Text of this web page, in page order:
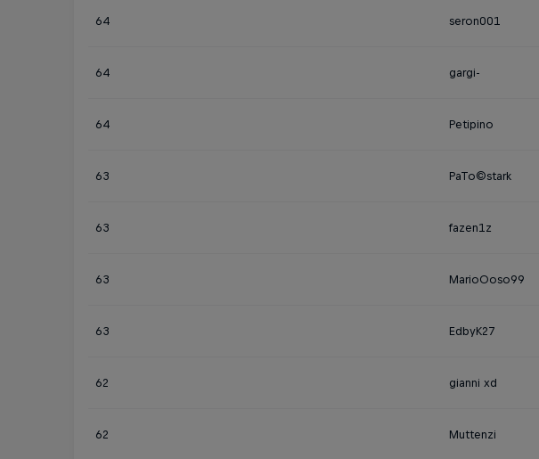
64 seron001
64 gargi-
64 Petipino
63 PaTo©stark
63 fazen1z
63 MarioOoso99
63 EdbyK27
62 gianni xd
62 Muttenzi